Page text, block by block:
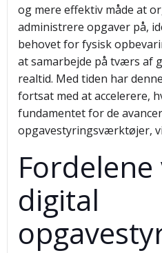
og mere effektiv måde at
administrere opgaver på,
behovet for fysisk
at samarbejde på tværs af
realtid. Med tiden har
fortsat med at accelerere,
fundamentet for de
opgavestyringsværktøjer,
Fordelene
digital